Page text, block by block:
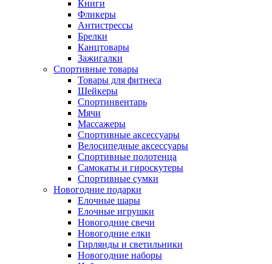
Книги
Фликеры
Антистрессы
Брелки
Канцтовары
Зажигалки
Спортивные товары
Товары для фитнеса
Шейкеры
Спортинвентарь
Мячи
Массажеры
Спортивные аксессуары
Велосипедные аксессуары
Спортивные полотенца
Самокаты и гироскутеры
Спортивные сумки
Новогодние подарки
Елочные шары
Елочные игрушки
Новогодние свечи
Новогодние елки
Гирлянды и светильники
Новогодние наборы